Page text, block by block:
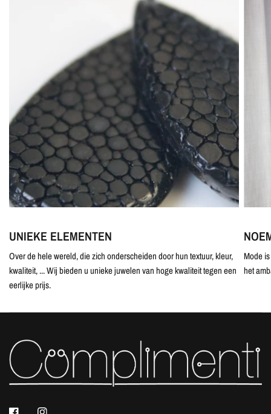
UNIEKE ELEMENTEN
Over de hele wereld, die zich onderscheiden door hun textuur, kleur,
kwaliteit, ... Wij bieden u unieke juwelen van hoge kwaliteit tegen een
eerlijke prijs.
Mode
het